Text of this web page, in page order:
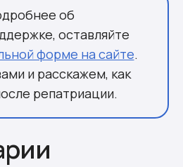
об
оставляйте
форме на сайте.
и расскажем, как
репатриации.